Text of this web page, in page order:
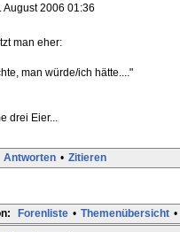
August 2006 01:36
man eher:
man würde/ich hätte...."
drei Eier...
Antworten • Zitieren
Forenliste • Themenübersicht •